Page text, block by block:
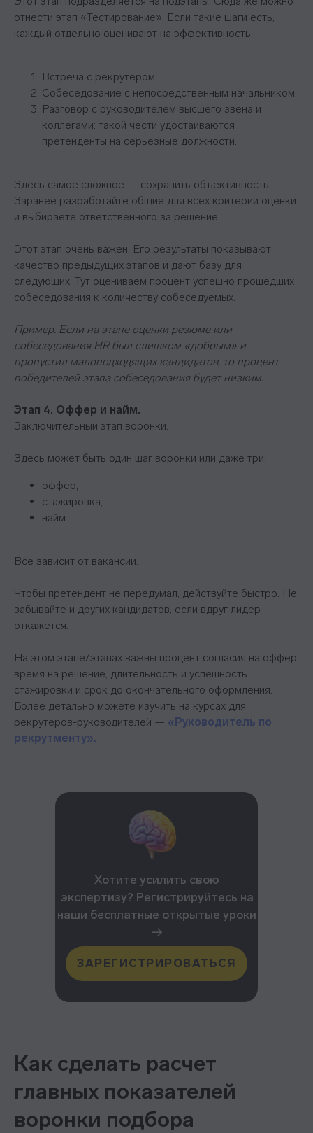
отнести этап «Тестирование». Если такие шаги есть,
каждый отдельно оценивают на эффективность:
Встреча с рекрутером.
Собеседование с непосредственным начальником.
Разговор с руководителем высшего звена и
коллегами: такой чести удостаиваются
претенденты на серьезные должности.
Здесь самое сложное — сохранить объективность.
Заранее разработайте общие для всех критерии оценки
и выбираете ответственного за решение.
Этот этап очень важен. Его результаты показывают
качество предыдущих этапов и дают базу для
следующих. Тут оцениваем процент успешно прошедших
собеседования к количеству собеседуемых.
Пример. Если на этапе оценки резюме или
собеседования HR был слишком «добрым» и
пропустил малоподходящих кандидатов, то процент
победителей этапа собеседования будет низким.
Этап 4. Оффер и найм.
Заключительный этап воронки.
Здесь может быть один шаг воронки или даже три:
оффер;
стажировка;
найм.
Все зависит от вакансии.
Чтобы претендент не передумал, действуйте быстро. Не
забывайте и других кандидатов, если вдруг лидер
откажется.
На этом этапе/этапах важны процент согласия на оффер,
время на решение, длительность и успешность
стажировки и срок до окончательного оформления.
Более детально можете изучить на курсах для
рекрутеров-руководителей — «Руководитель по
рекрутменту».
ЗАРЕГИСТРИРОВАТЬСЯ
Хотите усилить свою
экспертизу? Регистрируйтесь на
наши бесплатные открытые уроки
→
Как сделать расчет
главных показателей
воронки подбора